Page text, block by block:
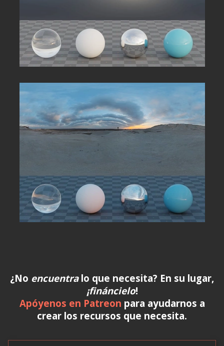
¿No encuentralo que necesita? En su lugar,
¡fináncielo!
Apóyenos en Patreon para ayudarnos a
crear los recursos que necesita.